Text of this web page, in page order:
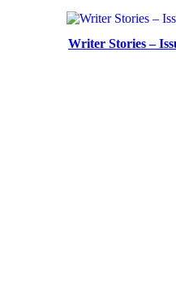
Writer Stories –